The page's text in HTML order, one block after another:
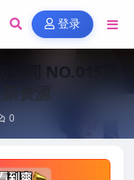
登录
间 NO.015期
新资源
0